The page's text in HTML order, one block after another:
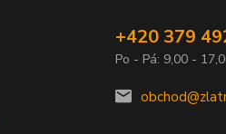
+420 379
Po - Pá: 9,00 -